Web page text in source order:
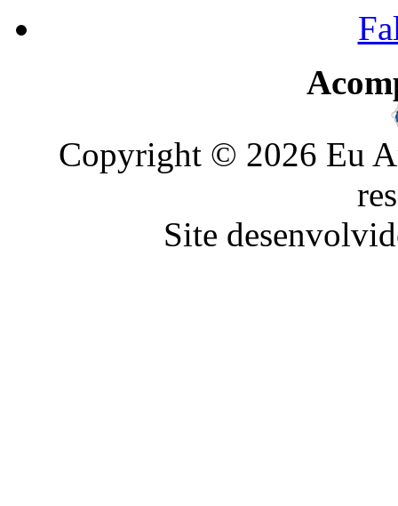
Copyright © 2026 Eu
Site